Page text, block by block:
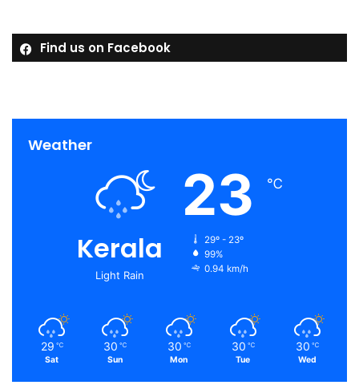
Find us on Facebook
Weather
Kerala
Light Rain
23 ℃
29º - 23º
99%
0.94 km/h
29 ℃
Sat
30 ℃
Sun
30 ℃
Mon
30 ℃
Tue
30 ℃
Wed